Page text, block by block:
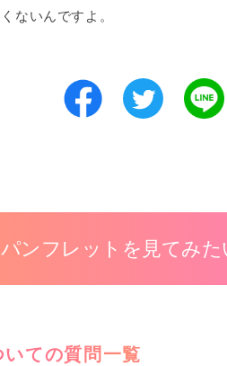
ないんですよ。
パンフレットを見てみた
ての質問一覧